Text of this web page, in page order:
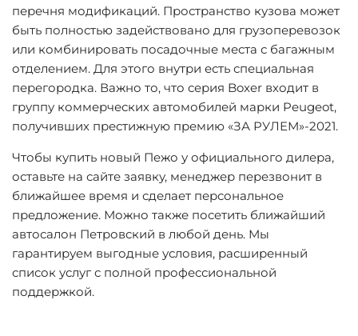
перечня модификаций. Пространство кузова может
быть полностью задействовано для грузоперевозок
или комбинировать посадочные места с багажным
отделением. Для этого внутри есть специальная
перегородка. Важно то, что серия Boxer входит в
группу коммерческих автомобилей марки Peugeot,
получивших престижную премию «ЗА РУЛЕМ»-2021.
Чтобы купить новый Пежо у официального дилера,
оставьте на сайте заявку, менеджер перезвонит в
ближайшее время и сделает персональное
предложение. Можно также посетить ближайший
автосалон Петровский в любой день. Мы
гарантируем выгодные условия, расширенный
список услуг с полной профессиональной
поддержкой.